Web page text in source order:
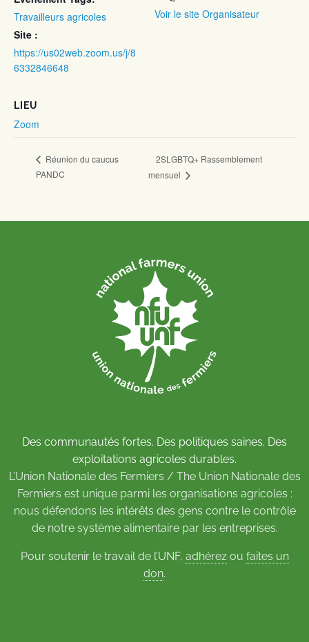
Travailleurs agricoles
Site :
https://us02web.zoom.us/j/8
6332846648
Voir le site Organisateur
LIEU
Zoom
Réunion du caucus
PANDC
2SLGBTQ+ Rassemblement
mensuel
Des communautés fortes. Des politiques saines. Des
exploitations agricoles durables.
L’Union Nationale des Fermiers / The Union Nationale des
Fermiers est unique parmi les organisations agricoles :
nous défendons les intérêts des gens contre le contrôle
de notre système alimentaire par les entreprises.
Pour soutenir le travail de l’UNF, adhérezou faites un
don.